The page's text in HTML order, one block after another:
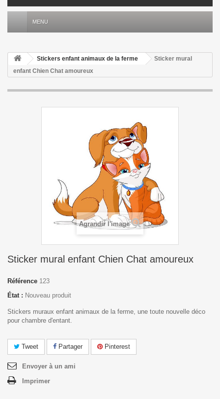
MENU
Stickers enfant animaux de la ferme
Sticker mural
enfant Chien Chat amoureux
Agrandir l'image
Sticker mural enfant Chien Chat amoureux
Référence 123
État : Nouveau produit
Stickers muraux enfant animaux de la ferme, une toute nouvelle déco
pour chambre d'entant.
Tweet Partager Pinterest
Envoyer à un ami
Imprimer